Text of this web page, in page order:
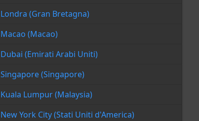
Londra (Gran Bretagna)
Macao (Macao)
Dubai (Emirati Arabi Uniti)
Singapore (Singapore)
Kuala Lumpur (Malaysia)
New York City (Stati Uniti d'America)